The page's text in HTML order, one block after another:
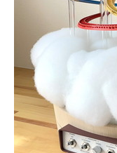
建設×テクノロジー
ちょっと気になるネ